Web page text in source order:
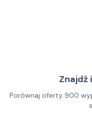
Znajdź
Porównaj oferty 900